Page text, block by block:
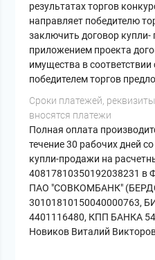
результатах торгов
направляет победителю
заключить договор
приложением проекта
имущества в
победителем торгов
Сроки платежей,
вносятся платежи
Полная оплата
течение 30 рабочих дней
купли-продажи на
40817810350192038231
ПАО "СОВКОМБАНК"
30101810150040000763,
4401116480, КПП БАНКА
Новиков Виталий